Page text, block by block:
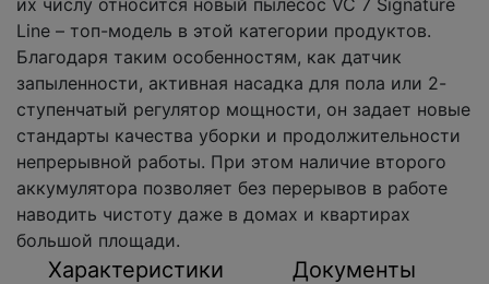
их числу относится новый пылесос VC 7 Signature
Line – топ-модель в этой категории продуктов.
Благодаря таким особенностям, как датчик
запыленности, активная насадка для пола или 2-
ступенчатый регулятор мощности, он задает новые
стандарты качества уборки и продолжительности
непрерывной работы. При этом наличие второго
аккумулятора позволяет без перерывов в работе
наводить чистоту даже в домах и квартирах
большой площади.
Характеристики Документы